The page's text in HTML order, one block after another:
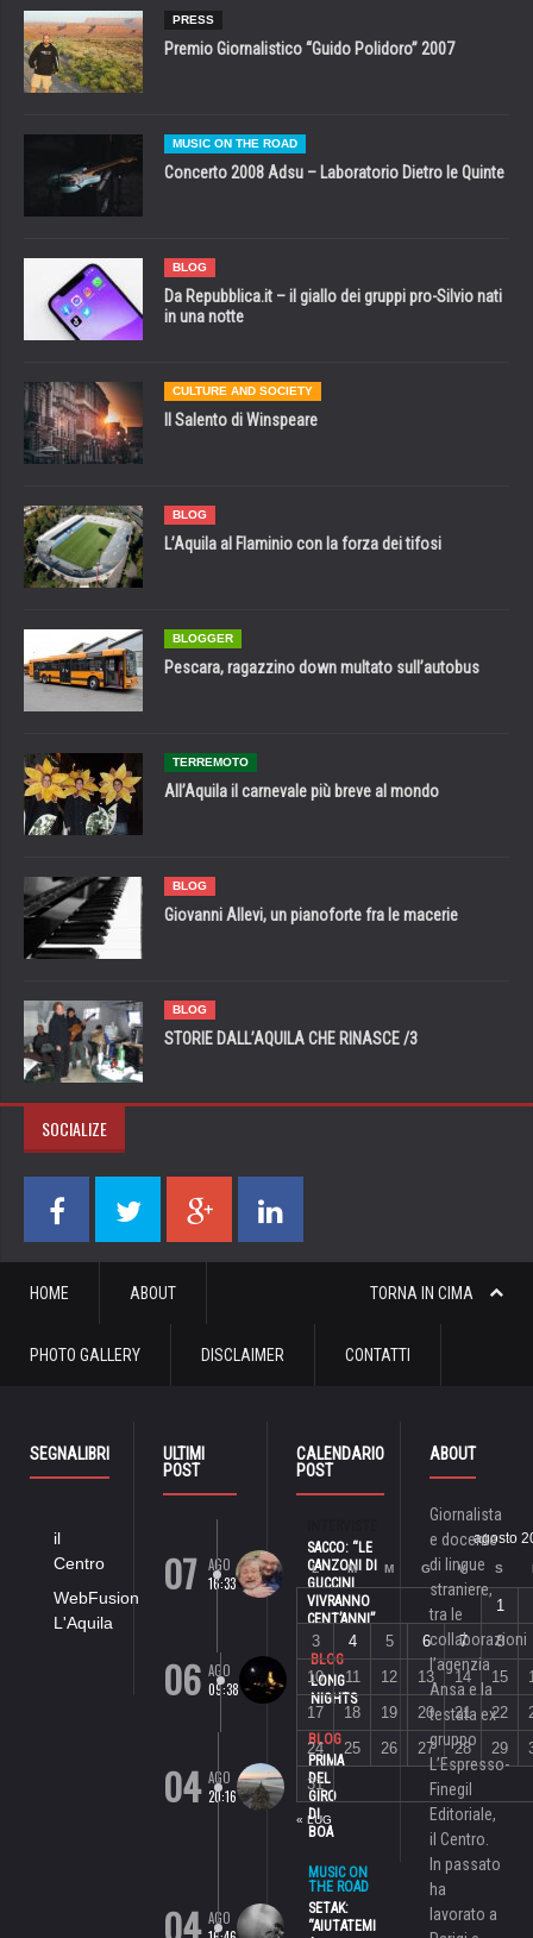
PRESS
Premio Giornalistico “Guido Polidoro” 2007
MUSIC ON THE ROAD
Concerto 2008 Adsu – Laboratorio Dietro le Quinte
BLOG
Da Repubblica.it – il giallo dei gruppi pro-Silvio nati
in una notte
CULTURE AND SOCIETY
Il Salento di Winspeare
BLOG
L’Aquila al Flaminio con la forza dei tifosi
BLOGGER
Pescara, ragazzino down multato sull’autobus
TERREMOTO
All’Aquila il carnevale più breve al mondo
BLOG
Giovanni Allevi, un pianoforte fra le macerie
BLOG
STORIE DALL’AQUILA CHE RINASCE /3
SOCIALIZE
TORNA IN CIMA
HOME ABOUT
PHOTO GALLERY DISCLAIMER CONTATTI
SEGNALIBRI
il
Centro
WebFusion
L'Aquila
ULTIMI
POST
07
AGO
16:33
SACCO: “LE
CANZONI DI
GUCCINI
VIVRANNO
CENT’ANNI”
06 AGO
09:38
BLOG
LONG
NIGHTS
04 AGO
20:16
BLOG
PRIMA
DEL
GIRO
DI
BOA
04 AGO
MUSIC ON
THE ROAD
SETAK:
“AIUTATEMI
CALENDARIO
POST
agosto
L M M G V S
« LUG
1
3
4 5 6 7 8
10
11 12 13 14 15
17
18 19 20 21 22
24
25 26 27 28 29
31
ABOUT
Giornalista
e docente
di lingue
straniere,
tra le
collaborazioni
l’agenzia
Ansa e la
testata ex
gruppo
L’Espresso-
Finegil
Editoriale,
il Centro.
In passato
ha
lavorato a